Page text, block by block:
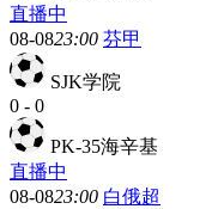
直播中
08-0823:00 芬甲
SJK学院
0 - 0
PK-35海辛基
直播中
08-0823:00 白俄超